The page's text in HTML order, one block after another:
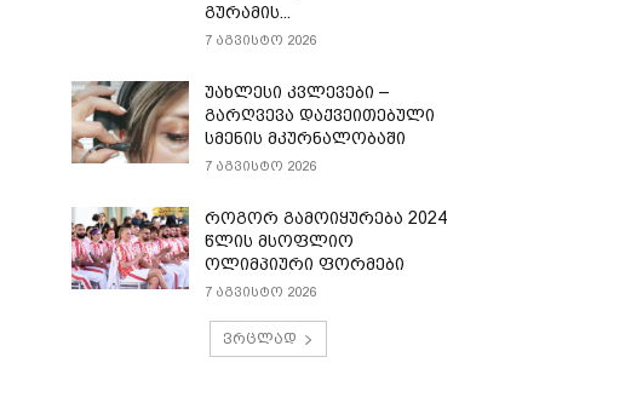
გურამის...
7 აგვისტო 2026
უახლესი კვლევები –
გარღვევა დაქვეითებული
სმენის მკურნალობაში
7 აგვისტო 2026
როგორ გამოიყურება 2024
წლის მსოფლიო
ოლიმპიური ფორმები
7 აგვისტო 2026
ვრცლად